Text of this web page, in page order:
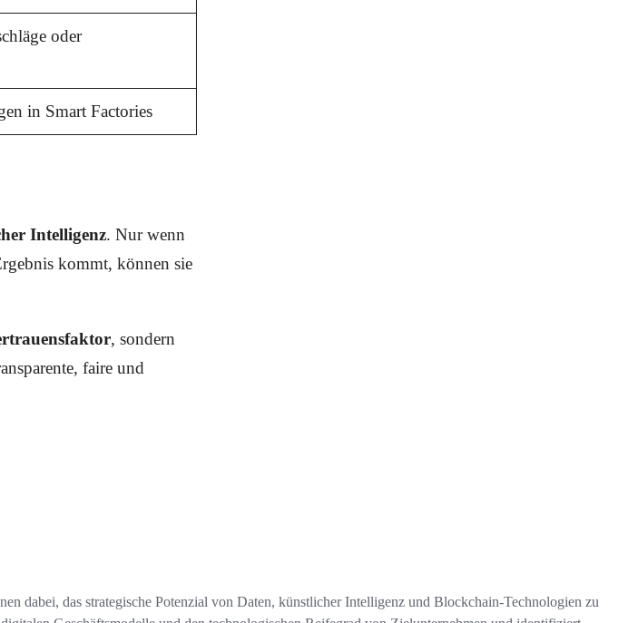
oder
in Smart Factories
Intelligenz. Nur wenn
kommt, können sie
, sondern
faire und
dabei, das strategische Potenzial von Daten, künstlicher Intelligenz und Blockchain-Technologien zu